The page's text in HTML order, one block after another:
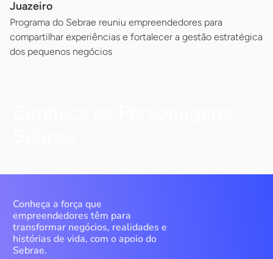
Juazeiro
Programa do Sebrae reuniu empreendedores para
compartilhar experiências e fortalecer a gestão estratégica
dos pequenos negócios
Conheça a força que
empreendedores têm para
transformar negócios, realidades e
histórias de vida, com o apoio do
Sebrae.